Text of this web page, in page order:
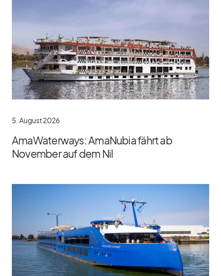
5. August 2026
AmaWaterways: AmaNubia fährt ab
November auf dem Nil